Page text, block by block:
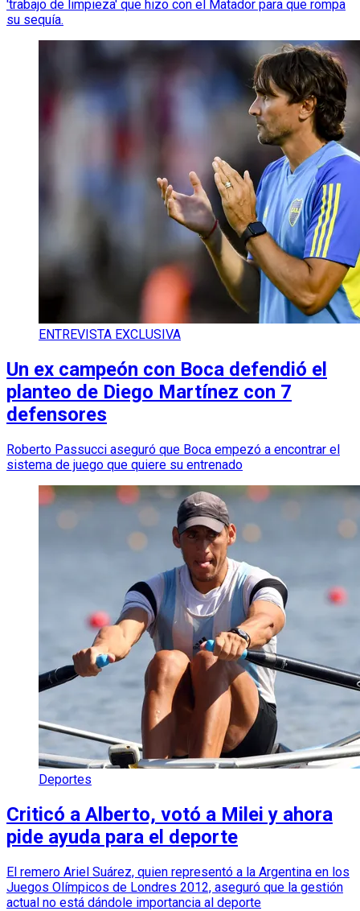
'trabajo de limpieza' que hizo con el Matador para que rompa
su sequía.
ENTREVISTA EXCLUSIVA
Un ex campeón con Boca defendió el
planteo de Diego Martínez con 7
defensores
Roberto Passucci aseguró que Boca empezó a encontrar el
sistema de juego que quiere su entrenado
Deportes
Criticó a Alberto, votó a Milei y ahora
pide ayuda para el deporte
El remero Ariel Suárez, quien representó a la Argentina en los
Juegos Olímpicos de Londres 2012, aseguró que la gestión
actual no está dándole importancia al deporte